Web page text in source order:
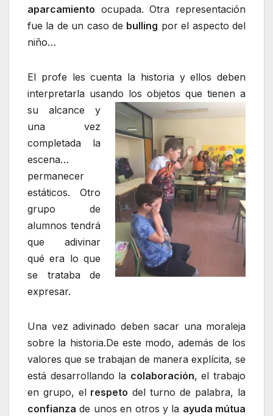
aparcamiento ocupada. Otra representación
fue la de un caso de bulling por el aspecto del
niño…
El profe les cuenta la historia y ellos deben
interpretarla usando los objetos que tienen a
su alcance y
una vez
completada la
escena…
permanecer
estáticos. Otro
grupo de
alumnos tendrá
que adivinar
qué era lo que
se trataba de
expresar.
Una vez adivinado deben sacar una moraleja
sobre la historia.De este modo, además de los
valores que se trabajan de manera explícita, se
está desarrollando la colaboración, el trabajo
en grupo, el respeto del turno de palabra, la
confianza de unos en otros y la ayuda mútua